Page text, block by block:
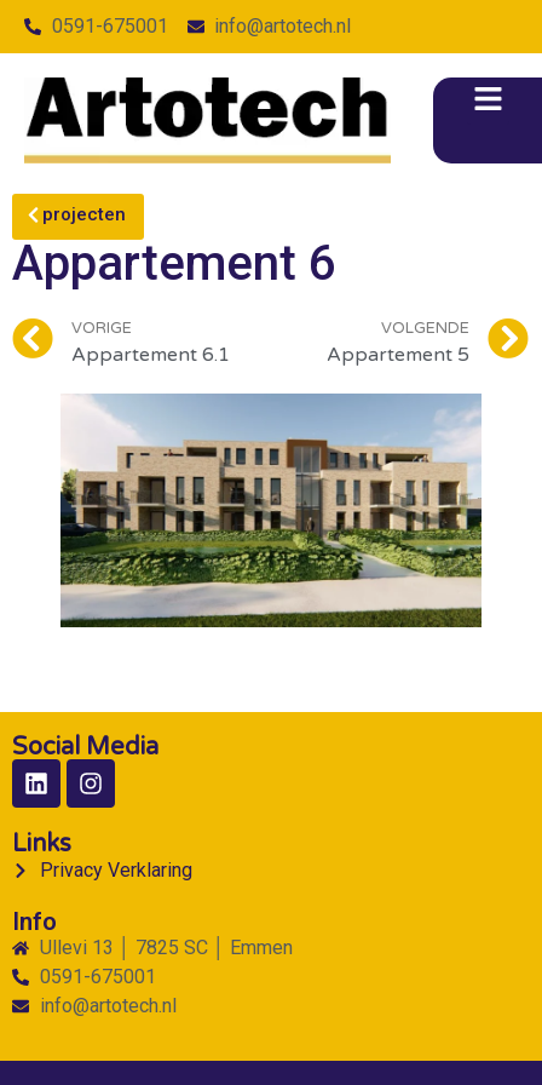
0591-675001 info@artotech.nl
projecten
Appartement 6
VORIGE
Appartement 6.1
VOLGENDE
Appartement 5
Social Media
Links
Privacy Verklaring
Info
Ullevi 13 │ 7825 SC │ Emmen
0591-675001
info@artotech.nl